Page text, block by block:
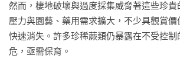
然而，棲地破壞與過度採集威脅著這些珍
壓力與園藝、藥用需求擴大，不少具觀賞價
快速消失。許多珍稀蕨類仍暴露在不受控
危，亟需保育。